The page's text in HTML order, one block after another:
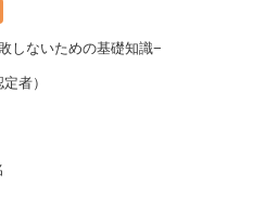
しないための基礎知識−
者）